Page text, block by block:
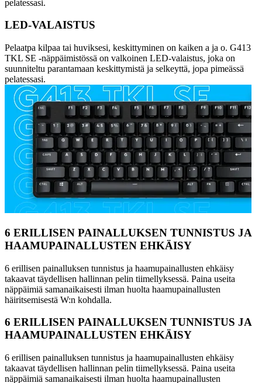
pelatessasi.
LED-VALAISTUS
Pelaatpa kilpaa tai huviksesi, keskittyminen on kaiken a ja o. G413
TKL SE -näppäimistössä on valkoinen LED-valaistus, joka on
suunniteltu parantamaan keskittymistä ja selkeyttä, jopa pimeässä
pelatessasi.
6 ERILLISEN PAINALLUKSEN TUNNISTUS JA
HAAMUPAINALLUSTEN EHKÄISY
6 erillisen painalluksen tunnistus ja haamupainallusten ehkäisy
takaavat täydellisen hallinnan pelin tiimellyksessä. Paina useita
näppäimiä samanaikaisesti ilman huolta haamupainallusten
häiritsemisestä W:n kohdalla.
6 ERILLISEN PAINALLUKSEN TUNNISTUS JA
HAAMUPAINALLUSTEN EHKÄISY
6 erillisen painalluksen tunnistus ja haamupainallusten ehkäisy
takaavat täydellisen hallinnan pelin tiimellyksessä. Paina useita
näppäimiä samanaikaisesti ilman huolta haamupainallusten